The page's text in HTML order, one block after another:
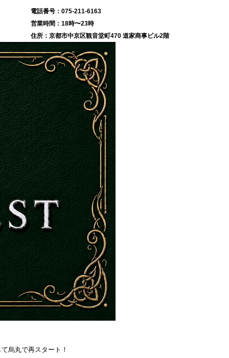
075-211-6163
18時〜23時
京都市中京区観音堂町470 道家商事ビル2階
烏丸で再スタート！